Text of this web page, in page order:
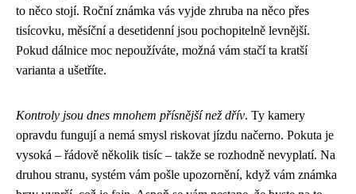
to něco stojí. Roční známka vás vyjde zhruba na něco přes
tisícovku, měsíční a desetidenní jsou pochopitelně levnější.
Pokud dálnice moc nepoužíváte, možná vám stačí ta kratší
varianta a ušetříte.
Kontroly jsou dnes mnohem přísnější než dřív. Ty kamery
opravdu fungují a nemá smysl riskovat jízdu načerno. Pokuta je
vysoká – řádově několik tisíc – takže se rozhodně nevyplatí. Na
druhou stranu, systém vám pošle upozornění, když vám známka